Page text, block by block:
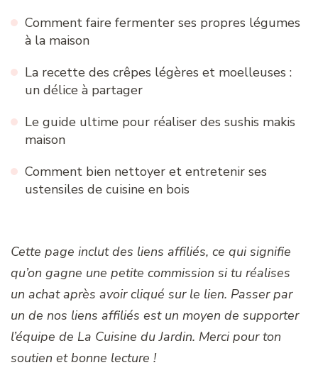
Comment faire fermenter ses propres légumes
à la maison
La recette des crêpes légères et moelleuses :
un délice à partager
Le guide ultime pour réaliser des sushis makis
maison
Comment bien nettoyer et entretenir ses
ustensiles de cuisine en bois
Cette page inclut des liens affiliés, ce qui signifie
qu’on gagne une petite commission si tu réalises
un achat après avoir cliqué sur le lien. Passer par
un de nos liens affiliés est un moyen de supporter
l’équipe de La Cuisine du Jardin. Merci pour ton
soutien et bonne lecture !